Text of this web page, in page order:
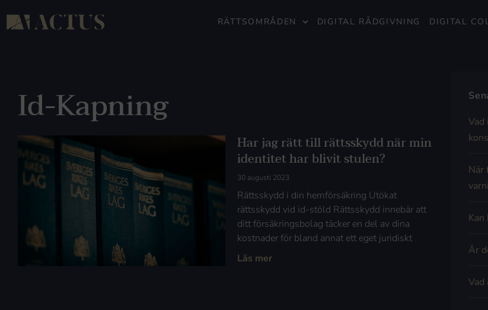
RÄTTSOMRÅDEN DIGITAL RÅDGIVNING DIGITAL
Id-Kapning
Har jag rätt till rättsskydd när min
identitet har blivit stulen?
30 augusti 2023
Rättsskydd i din hemförsäkring Utökat
rättsskydd vid id-stöld Rättsskydd innebär att
ditt försäkringsbolag täcker en del av dina
kostnader för bland annat ett eget juridiskt
Läs mer
Vad
När
Är
Vad